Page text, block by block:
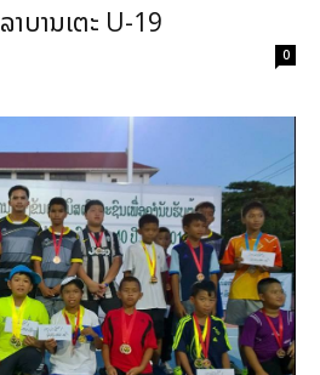
ບານເຕະ U-19
0